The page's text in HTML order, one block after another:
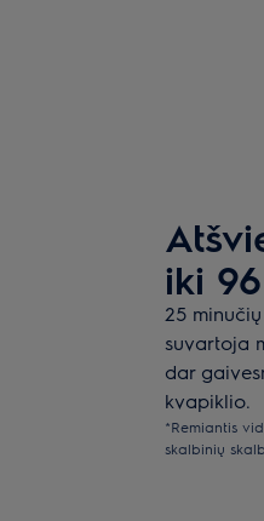
iki
25
suvartoja
dar
kvapiklio.
*Remiantis
skalbinių